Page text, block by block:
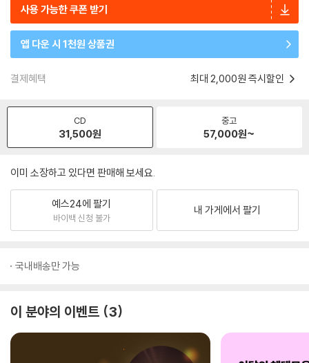
사용 가능한 쿠폰 받기
앱 다운 시 1천원 상품권
결제혜택 최대 2,000원 즉시할인
CD
31,500원
중고
57,000원~
이미 소장하고 있다면 판매해 보세요.
예스24에 팔기
바이백 신청 불가
내 가게에서 팔기
국내배송만 가능
이 분야의 이벤트 3